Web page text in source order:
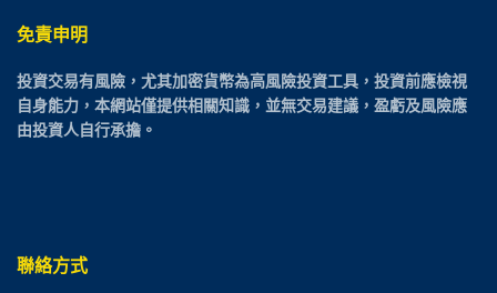
免責申明
投資交易有風險，尤其加密貨幣為高風險投資工具，投資前應檢視
自身能力，本網站僅提供相關知識，並無交易建議，盈虧及風險應
由投資人自行承擔。
聯絡方式